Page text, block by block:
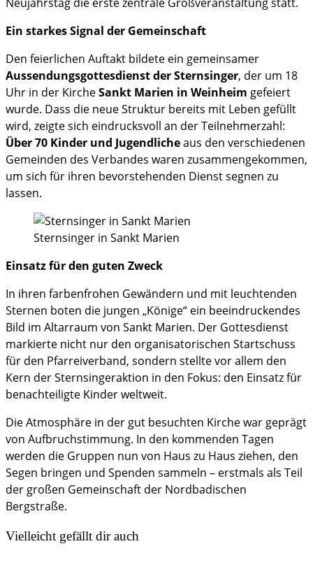
Ein starkes Signal der Gemeinschaft
Den feierlichen Auftakt bildete ein gemeinsamer
Aussendungsgottesdienst der Sternsinger, der um 18
Uhr in der KircheSankt Marien in Weinheim gefeiert
wurde. Dass die neue Struktur bereits mit Leben gefüllt
wird, zeigte sich eindrucksvoll an der Teilnehmerzahl:
Über 70 Kinder und Jugendlicheaus den verschiedenen
Gemeinden des Verbandes waren zusammengekommen,
um sich für ihren bevorstehenden Dienst segnen zu
lassen.
Sternsinger in Sankt Marien
Einsatz für den guten Zweck
In ihren farbenfrohen Gewändern und mit leuchtenden
Sternen boten die jungen „Könige“ ein beeindruckendes
Bild im Altarraum von Sankt Marien. Der Gottesdienst
markierte nicht nur den organisatorischen Startschuss
für den Pfarreiverband, sondern stellte vor allem den
Kern der Sternsingeraktion in den Fokus: den Einsatz für
benachteiligte Kinder weltweit.
Die Atmosphäre in der gut besuchten Kirche war geprägt
von Aufbruchstimmung. In den kommenden Tagen
werden die Gruppen nun von Haus zu Haus ziehen, den
Segen bringen und Spenden sammeln – erstmals als Teil
der großen Gemeinschaft der Nordbadischen
Bergstraße.
Vielleicht gefällt dir auch